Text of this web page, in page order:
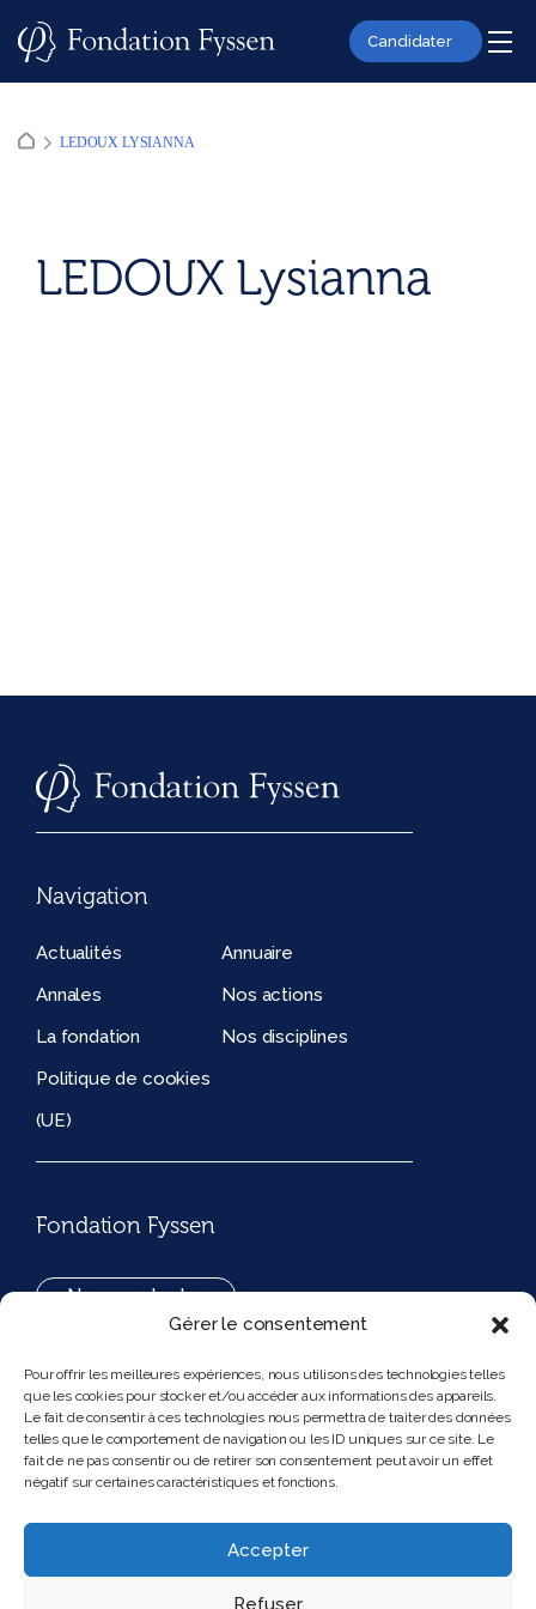
Gérer le consentement
Pour offrir les meilleures expériences, nous utilisons des technologies telles
que les cookies pour stocker et/ou accéder aux informations des appareils.
Le fait de consentir à ces technologies nous permettra de traiter des données
telles que le comportement de navigation ou les ID uniques sur ce site. Le
fait de ne pas consentir ou de retirer son consentement peut avoir un effet
négatif sur certaines caractéristiques et fonctions.
Accepter
Refuser
Candidater
LEDOUX LYSIANNA
LEDOUX Lysianna
Navigation
Actualités
Annuaire
Annales
Nos actions
La fondation
Nos disciplines
Politique de cookies
(UE)
Fondation Fyssen
Nous contacter
194, rue de Rivoli 75001 Paris France
Nous suivre